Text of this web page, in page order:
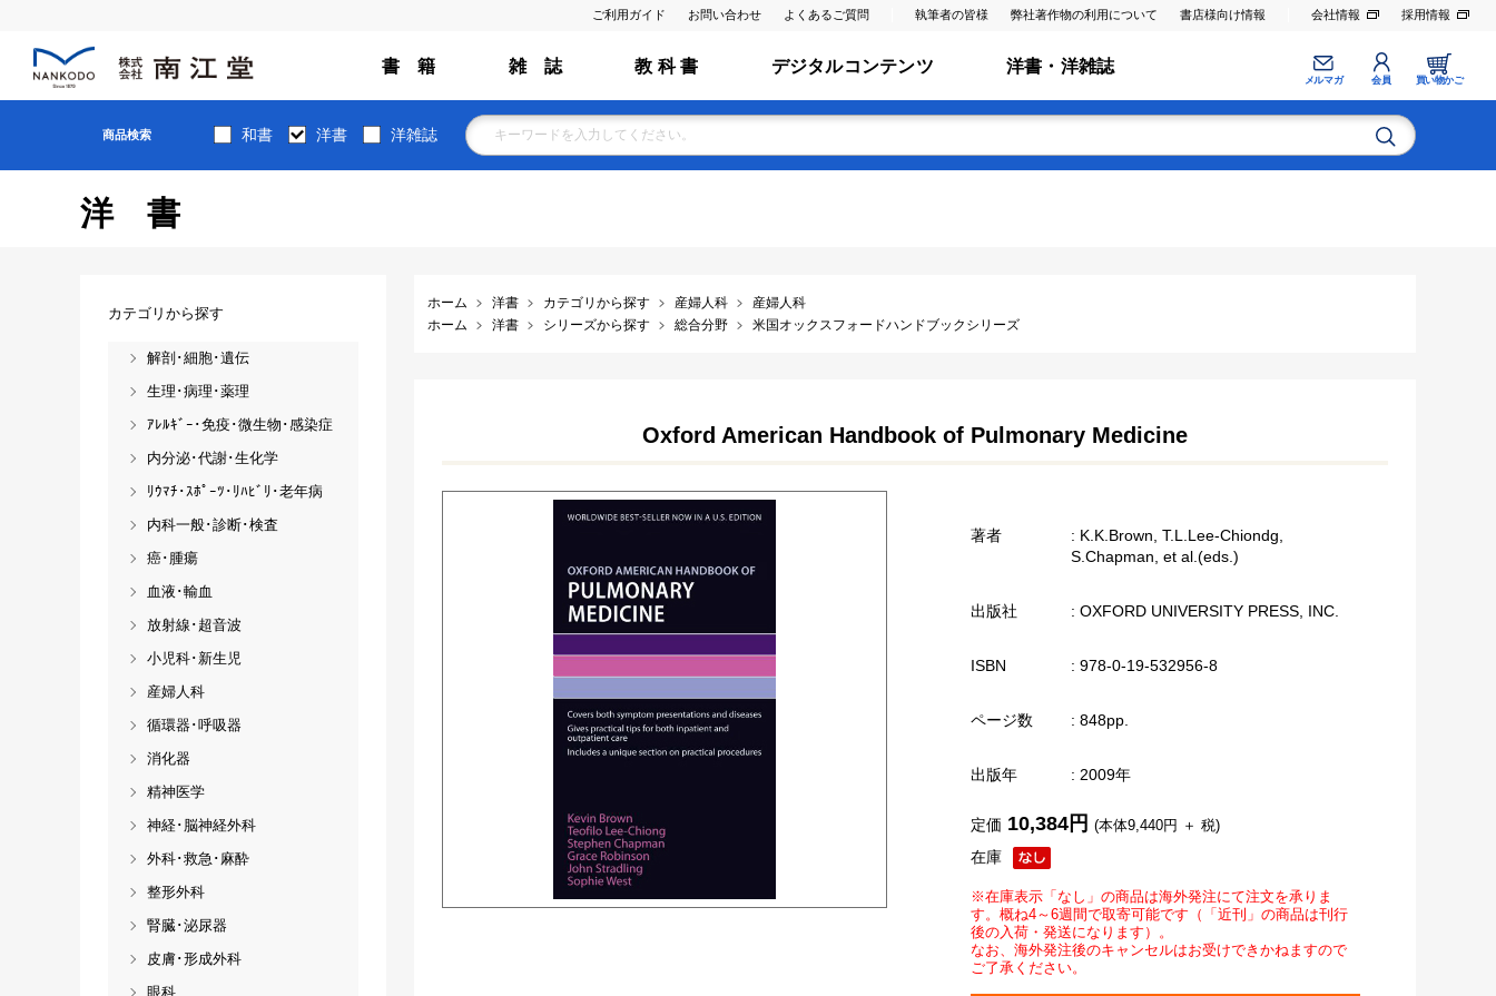
ご利用ガイド お問い合わせ よくあるご質問 執筆者の皆様 弊社著作物の利用について 書店様向け情報 会社情報 採用情報
書 籍 雑 誌 教 科 書 デジタルコンテンツ 洋書・洋雑誌
メルマガ 会員 買い物かご
商品検索 和書 洋書 洋雑誌
洋書
ホーム 洋書 カテゴリから探す 産婦人科
産婦人科
ホーム
洋書 シリーズから探す 総合分野 米国オックスフォードハンドブックシリーズ
Oxford American Handbook of Pulmonary Medicine
著者
: K.K.Brown, T.L.Lee-Chiondg,
S.Chapman, et al.(eds.)
出版社 : OXFORD UNIVERSITY PRESS, INC.
ISBN : 978-0-19-532956-8
ページ数 : 848pp.
出版年 : 2009年
在庫
定価 10,384円 (本体9,440円 ＋ 税)
※在庫表示「なし」の商品は海外発注にて注文を承りま
す。概ね4～6週間で取寄可能です（「近刊」の商品は刊行
後の入荷・発送になります）。
なお、海外発注後のキャンセルはお受けできかねますので
ご了承ください。
カテゴリから探す
解剖･細胞･遺伝
生理･病理･薬理
ｱﾚﾙｷﾞｰ･免疫･微生物･感染症
内分泌･代謝･生化学
ﾘｳﾏﾁ･ｽﾎﾟｰﾂ･ﾘﾊﾋﾞﾘ･老年病
内科一般･診断･検査
癌･腫瘍
血液･輸血
放射線･超音波
小児科･新生児
産婦人科
循環器･呼吸器
消化器
精神医学
神経･脳神経外科
外科･救急･麻酔
整形外科
腎臓･泌尿器
皮膚･形成外科
眼科